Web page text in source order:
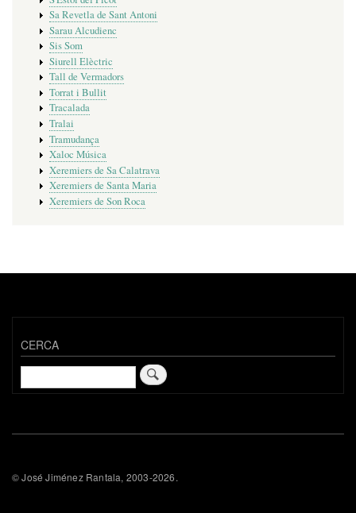
Sa Revetla de Sant Antoni
Sarau Alcudienc
Sis Som
Siurell Elèctric
Tall de Vermadors
Torrat i Bullit
Tracalada
Tralai
Tramudança
Xaloc Música
Xeremiers de Sa Calatrava
Xeremiers de Santa Maria
Xeremiers de Son Roca
CERCA
Cerca
© José Jiménez Rantala, 2003-2026.